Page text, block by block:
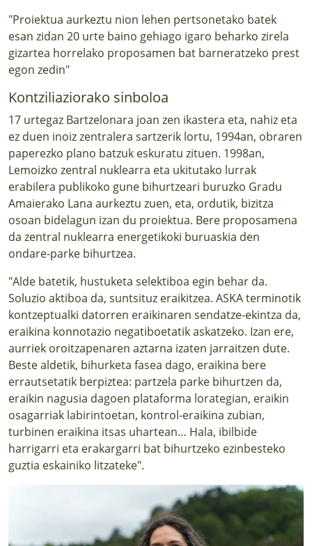
"Proiektua aurkeztu nion lehen pertsonetako batek
esan zidan 20 urte baino gehiago igaro beharko zirela
gizartea horrelako proposamen bat barneratzeko prest
egon zedin"
Kontziliaziorako sinboloa
17 urtegaz Bartzelonara joan zen ikastera eta, nahiz eta
ez duen inoiz zentralera sartzerik lortu, 1994an, obraren
paperezko plano batzuk eskuratu zituen. 1998an,
Lemoizko zentral nuklearra eta ukitutako lurrak
erabilera publikoko gune bihurtzeari buruzko Gradu
Amaierako Lana aurkeztu zuen, eta, ordutik, bizitza
osoan bidelagun izan du proiektua. Bere proposamena
da zentral nuklearra energetikoki buruaskia den
ondare-parke bihurtzea.
"Alde batetik, hustuketa selektiboa egin behar da.
Soluzio aktiboa da, suntsituz eraikitzea. ASKA terminotik
kontzeptualki datorren eraikinaren sendatze-ekintza da,
eraikina konnotazio negatiboetatik askatzeko. Izan ere,
aurriek oroitzapenaren aztarna izaten jarraitzen dute.
Beste aldetik, bihurketa fasea dago, eraikina bere
errautsetatik berpiztea: partzela parke bihurtzen da,
eraikin nagusia dagoen plataforma lorategian, eraikin
osagarriak labirintoetan, kontrol-eraikina zubian,
turbinen eraikina itsas uhartean… Hala, ibilbide
harrigarri eta erakargarri bat bihurtzeko ezinbesteko
guztia eskainiko litzateke".